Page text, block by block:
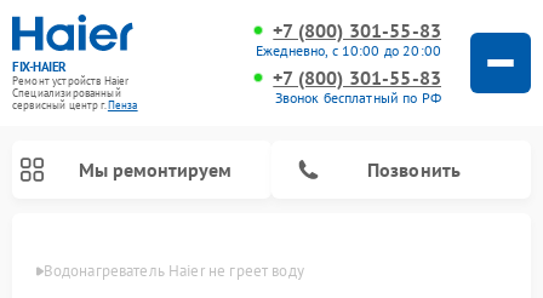
FIX-HAIER
Ремонт устройств Haier
Специализированный
cервисный центр г.Пенза
+7 (800) 301-55-83
Ежедневно, с 10:00 до 20:00
+7 (800) 301-55-83
Звонок бесплатный по РФ
Мы ремонтируем Позвонить
Водонагреватель Haier не греет воду